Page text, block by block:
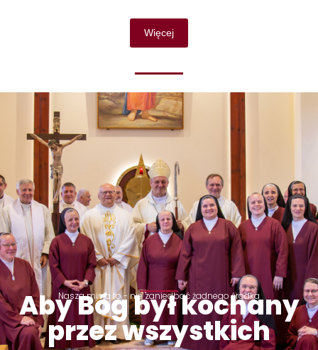
Więcej
Nasza misja to - nie zaniedbać żadnego środka
Aby Bóg był kochany
przez wszystkich